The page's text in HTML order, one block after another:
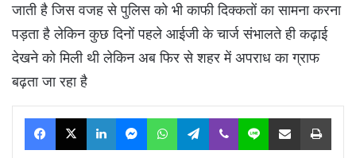
जाती है जिस वजह से पुलिस को भी काफी दिक्कतों का सामना करना
पड़ता है लेकिन कुछ दिनों पहले आईजी के चार्ज संभालते ही कढ़ाई
देखने को मिली थी लेकिन अब फिर से शहर में अपराध का ग्राफ
बढ़ता जा रहा है
Facebook
X LinkedInMessengerWhatsAppTelegram
Viber Line Share via Email Print